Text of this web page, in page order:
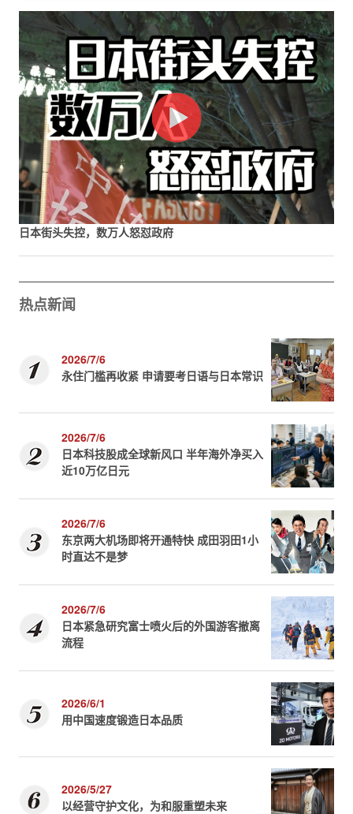
日本街头失控，数万人怒怼政府
热点新闻
2026/7/6
永住门槛再收紧 申请要考日语与日本常识
2026/7/6
日本科技股成全球新风口 半年海外净买入
近10万亿日元
2026/7/6
东京两大机场即将开通特快 成田羽田1小
时直达不是梦
2026/7/6
日本紧急研究富士喷火后的外国游客撤离
流程
2026/6/1
用中国速度锻造日本品质
2026/5/27
以经营守护文化，为和服重塑未来